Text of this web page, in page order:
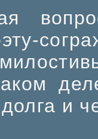
и